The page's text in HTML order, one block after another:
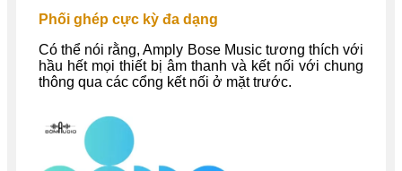
Phối ghép cực kỳ đa dạng
Có thể nói rằng, Amply Bose Music tương thích với
hầu hết mọi thiết bị âm thanh và kết nối với chung
thông qua các cổng kết nối ở mặt trước.